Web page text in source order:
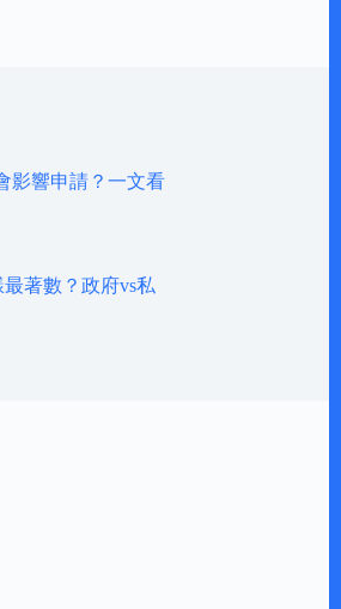
影響申請？一文看
最著數？政府vs私